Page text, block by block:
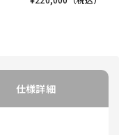
仕様詳細